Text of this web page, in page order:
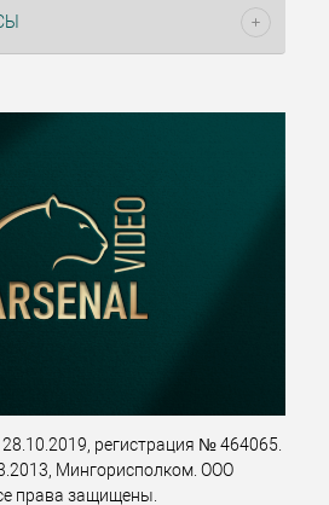
28.10.2019, регистрация № 464065.
Мингорисполком. ООО
права защищены.